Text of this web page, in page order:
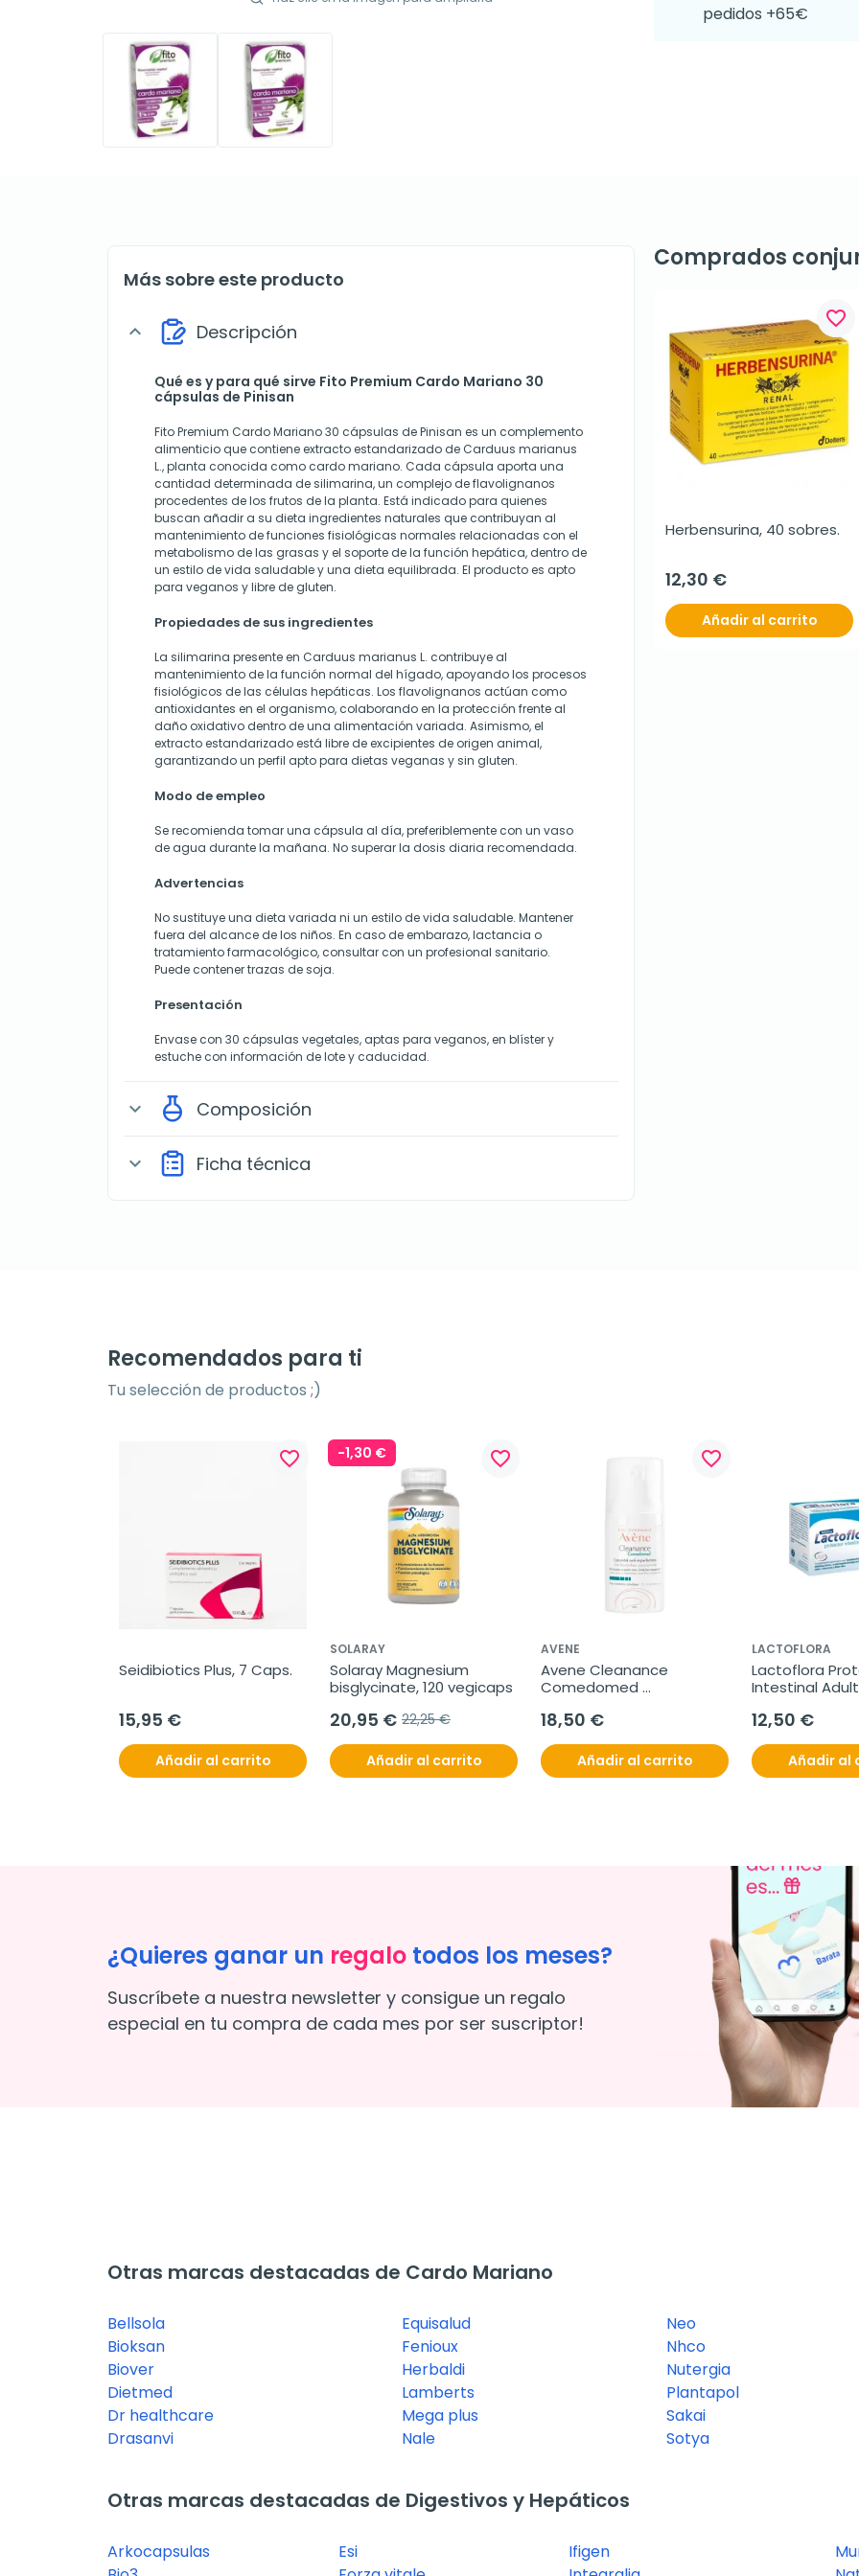
pedidos +65€
Más sobre este producto
expand_more Descripción
Qué es y para qué sirve Fito Premium Cardo Mariano 30
cápsulas de Pinisan
Fito Premium Cardo Mariano 30 cápsulas de Pinisan es un complemento
alimenticio que contiene extracto estandarizado de Carduus marianus
L., planta conocida como cardo mariano. Cada cápsula aporta una
cantidad determinada de silimarina, un complejo de flavolignanos
procedentes de los frutos de la planta. Está indicado para quienes
buscan añadir a su dieta ingredientes naturales que contribuyan al
mantenimiento de funciones fisiológicas normales relacionadas con el
metabolismo de las grasas y el soporte de la función hepática, dentro de
un estilo de vida saludable y una dieta equilibrada. El producto es apto
para veganos y libre de gluten.
Propiedades de sus ingredientes
La silimarina presente en Carduus marianus L. contribuye al
mantenimiento de la función normal del hígado, apoyando los procesos
fisiológicos de las células hepáticas. Los flavolignanos actúan como
antioxidantes en el organismo, colaborando en la protección frente al
daño oxidativo dentro de una alimentación variada. Asimismo, el
extracto estandarizado está libre de excipientes de origen animal,
garantizando un perfil apto para dietas veganas y sin gluten.
Modo de empleo
Se recomienda tomar una cápsula al día, preferiblemente con un vaso
de agua durante la mañana. No superar la dosis diaria recomendada.
Advertencias
No sustituye una dieta variada ni un estilo de vida saludable. Mantener
fuera del alcance de los niños. En caso de embarazo, lactancia o
tratamiento farmacológico, consultar con un profesional sanitario.
Puede contener trazas de soja.
Presentación
Envase con 30 cápsulas vegetales, aptas para veganos, en blíster y
estuche con información de lote y caducidad.
expand_more Composición
expand_more Ficha técnica
Comprados
favorite_border
Herbensurina, 40 sobres.
12,30 €
Añadir al carrito
Recomendados para ti
Tu selección de productos ;)
favorite_border
Seidibiotics Plus, 7 Caps.
15,95 €
Añadir al carrito
-1,30 € favorite_border
SOLARAY
Solaray Magnesium
bisglycinate, 120 vegicaps
20,95 € 22,25 €
Añadir al carrito
favorite_border
AVENE
Avene Cleanance
Comedomed
imperfecciones, 30 ml
18,50 €
Añadir al carrito
LACTOFLORA
Lactoflora
Intestinal
12,50 €
Añadir al
¿Quieres ganar un regalo todos los meses?
Suscríbete a nuestra newsletter y consigue un regalo
especial en tu compra de cada mes por ser suscriptor!
Otras marcas destacadas de Cardo Mariano
Bellsola
Bioksan
Biover
Dietmed
Dr healthcare
Drasanvi
Equisalud
Fenioux
Herbaldi
Lamberts
Mega plus
Nale
Neo
Nhco
Nutergia
Plantapol
Sakai
Sotya
Otras marcas destacadas de Digestivos y Hepáticos
Arkocapsulas
Esi
Ifigen